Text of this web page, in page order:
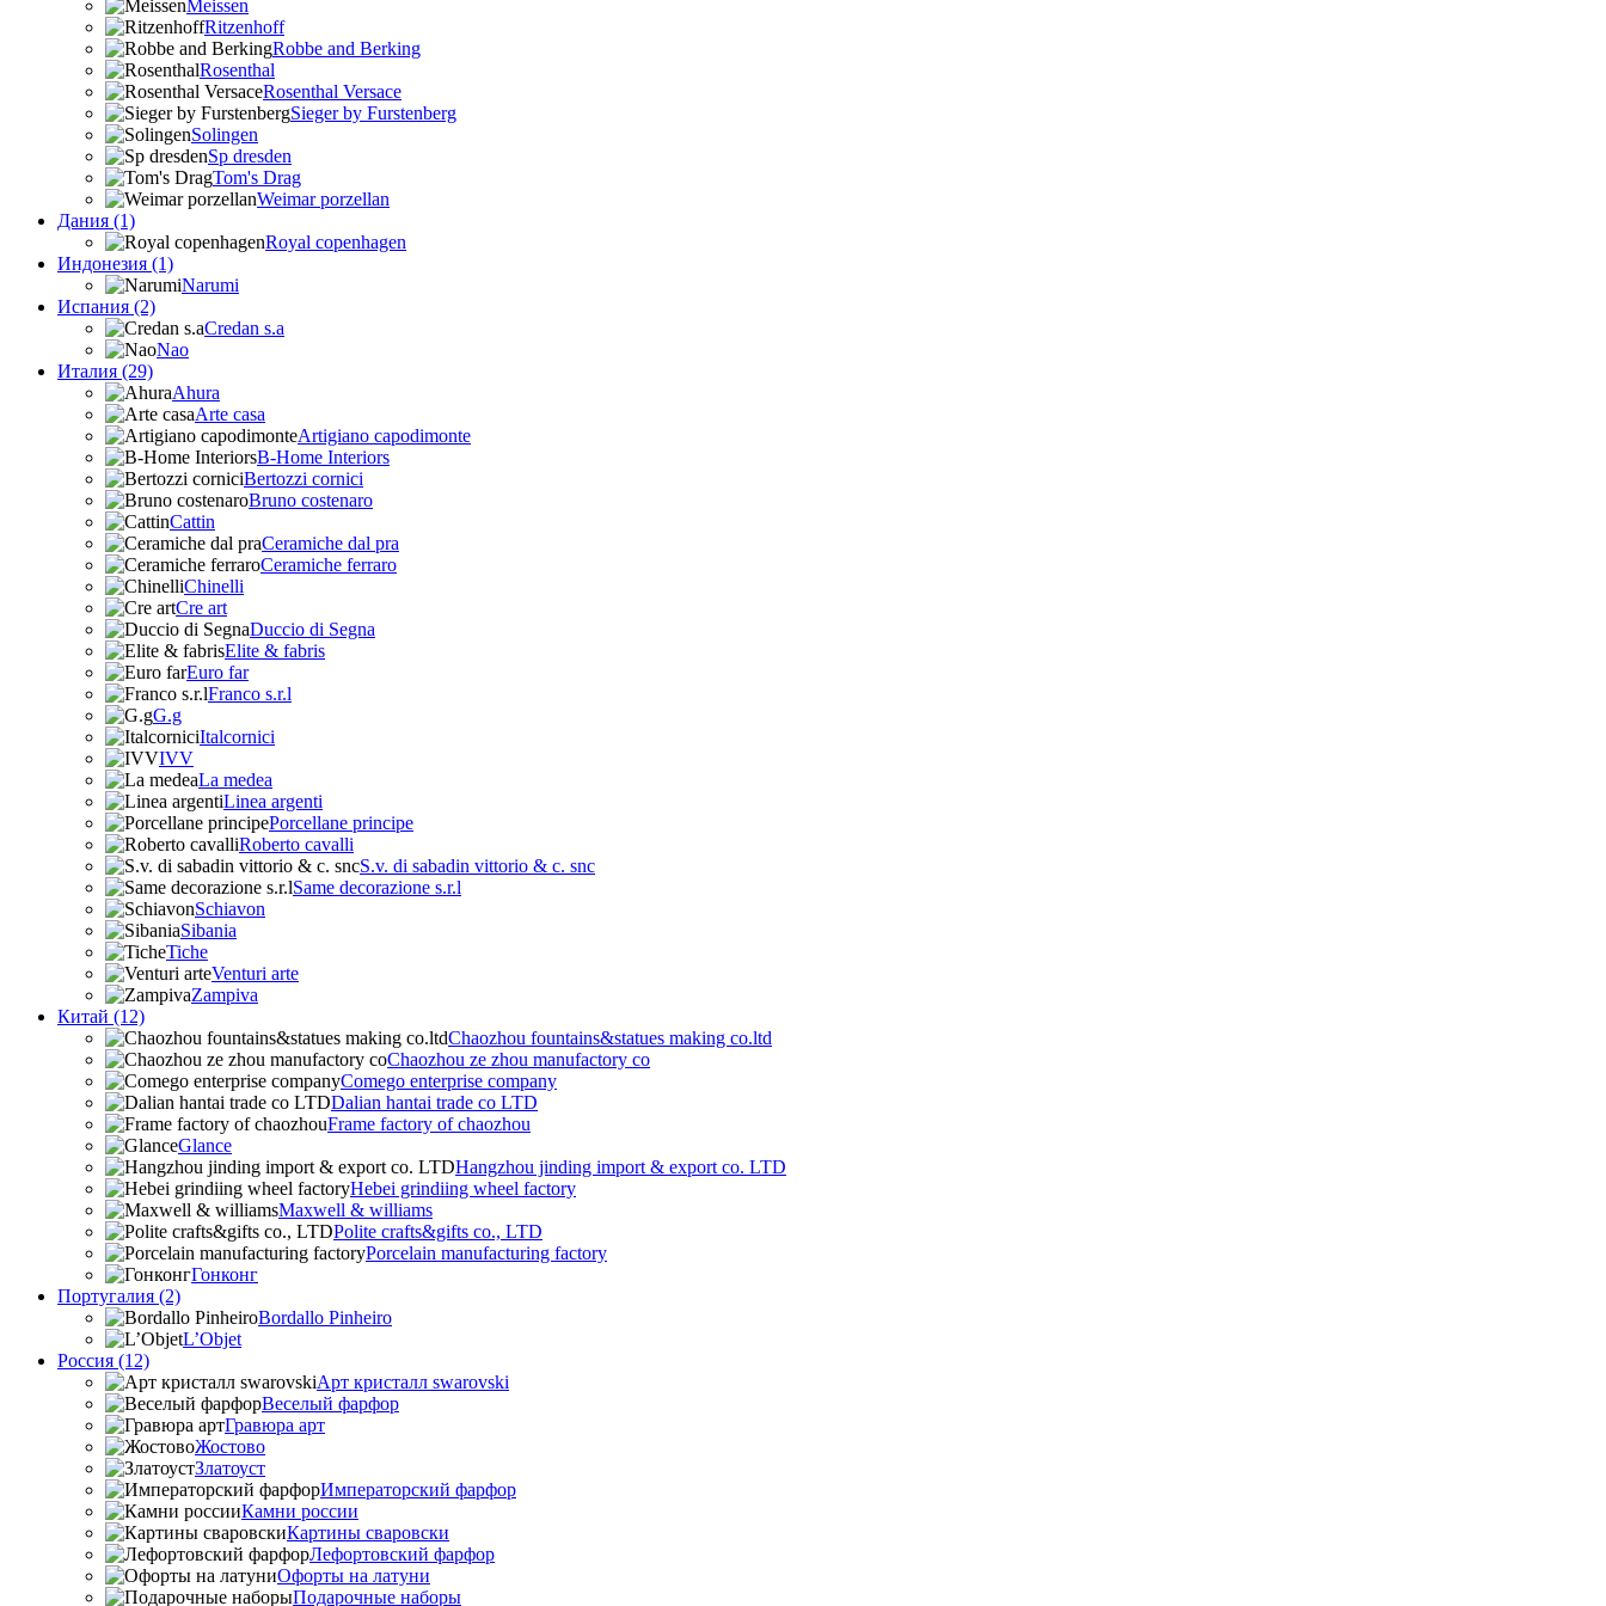
Meissen
Ritzenhoff
Robbe and Berking
Rosenthal
Rosenthal Versace
Sieger by Furstenberg
Solingen
Sp dresden
Tom's Drag
Weimar porzellan
Дания (1)
Royal copenhagen
Индонезия (1)
Narumi
Испания (2)
Credan s.a
Nao
Италия (29)
Ahura
Arte casa
Artigiano capodimonte
B-Home Interiors
Bertozzi cornici
Bruno costenaro
Cattin
Ceramiche dal pra
Ceramiche ferraro
Chinelli
Cre art
Duccio di Segna
Elite & fabris
Euro far
Franco s.r.l
G.g
Italcornici
IVV
La medea
Linea argenti
Porcellane principe
Roberto cavalli
S.v. di sabadin vittorio & c. snc
Same decorazione s.r.l
Schiavon
Sibania
Tiche
Venturi arte
Zampiva
Китай (12)
Chaozhou fountains&statues making co.ltd
Chaozhou ze zhou manufactory co
Comego enterprise company
Dalian hantai trade co LTD
Frame factory of chaozhou
Glance
Hangzhou jinding import & export co. LTD
Hebei grindiing wheel factory
Maxwell & williams
Polite crafts&gifts co., LTD
Porcelain manufacturing factory
Гонконг
Португалия (2)
Bordallo Pinheiro
L’Objet
Россия (12)
Арт кристалл swarovski
Веселый фарфор
Гравюра арт
Жостово
Златоуст
Императорский фарфор
Камни россии
Картины сваровски
Лефортовский фарфор
Офорты на латуни
Подарочные наборы